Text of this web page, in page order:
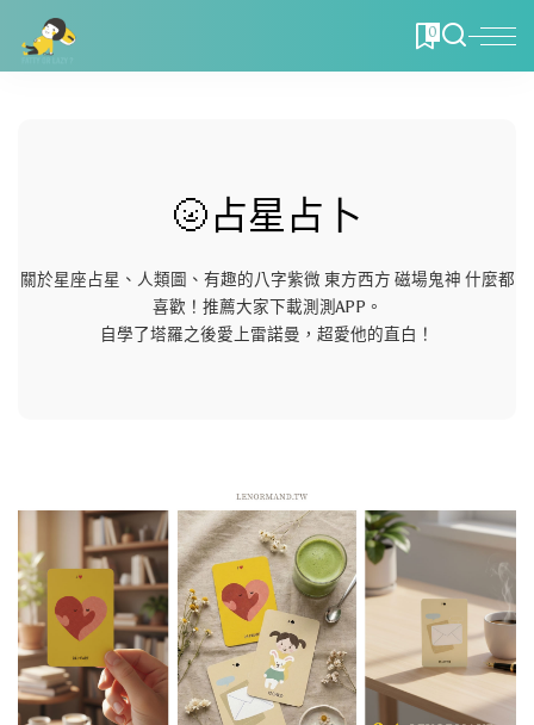
0
🌝占星占卜
關於星座占星、人類圖、有趣的八字紫微 東方西方 磁場鬼神 什麼都
喜歡！推薦大家下載測測APP。
自學了塔羅之後愛上雷諾曼，超愛他的直白！